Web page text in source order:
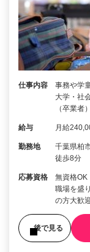
仕事内容
事務や学
大学・社
（卒業者
給与 月給
勤務地
千葉県柏
徒歩8分
応募資格
無資格
職場を盛
の方大歓
後で見る